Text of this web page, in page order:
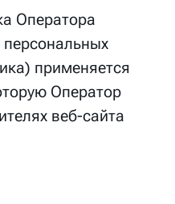
Оператора
применяется
Оператор
веб-сайта